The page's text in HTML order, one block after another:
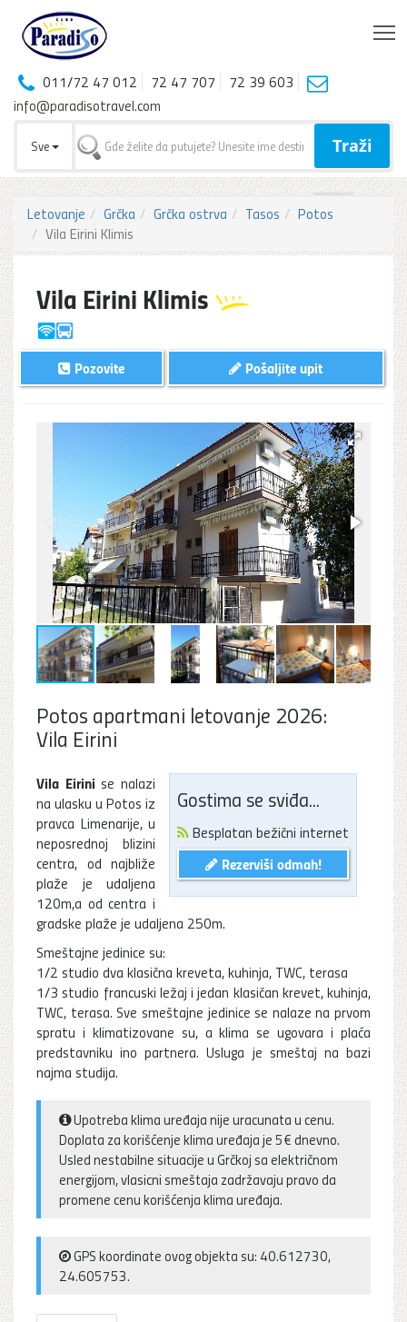
011/72 47 012 72 47 707
72 39 603
info@paradisotravel.com
Sve Traži
Letovanje Grčka Grčka ostrva Tasos
Potos
Vila Eirini Klimis
Vila Eirini Klimis
Pošaljite upit
Pozovite
Potos apartmani letovanje 2026:
Vila Eirini
Gostima se sviđa...
Besplatan bežični internet
Rezerviši odmah!
Vila Eirini se nalazi
na ulasku u Potos iz
pravca Limenarije, u
neposrednoj blizini
centra, od najbliže
plaže je udaljena
120m,a od centra i
gradske plaže je udaljena 250m.
Smeštajne jedinice su:
1/2 studio dva klasična kreveta, kuhinja, TWC, terasa
1/3 studio francuski ležaj i jedan klasičan krevet, kuhinja,
TWC, terasa. Sve smeštajne jedinice se nalaze na prvom
spratu i klimatizovane su, a klima se ugovara i plaća
predstavniku ino partnera. Usluga je smeštaj na bazi
najma studija.
Upotreba klima uređaja nije uracunata u cenu.
Doplata za korišćenje klima uređaja je 5€ dnevno.
Usled nestabilne situacije u Grčkoj sa električnom
energijom, vlasicni smeštaja zadržavaju pravo da
promene cenu korišćenja klima uređaja.
GPS koordinate ovog objekta su: 40.612730,
24.605753.